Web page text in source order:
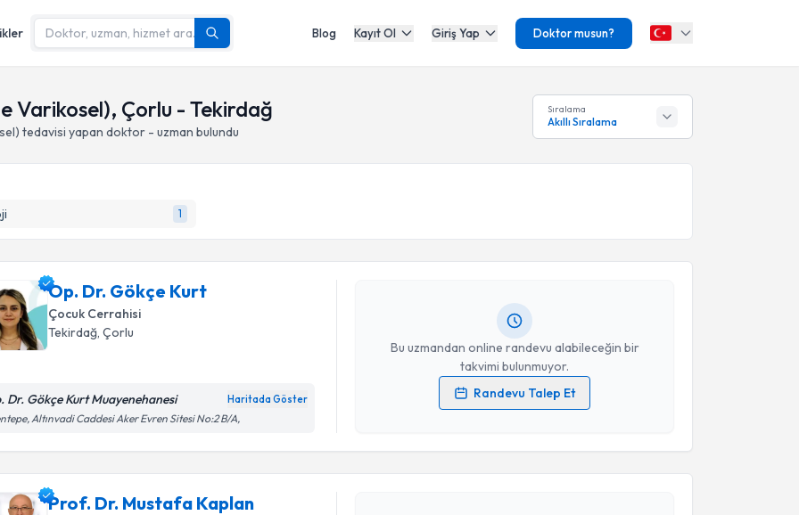
Blog Kayıt Ol Giriş Yap Doktor musun?
Varikosel), Çorlu - Tekirdağ
tedavisi yapan doktor - uzman bulundu
Sıralama
Akıllı Sıralama
1
Op. Dr. Gökçe Kurt
Çocuk Cerrahisi
Tekirdağ, Çorlu
Dr. Gökçe Kurt Muayenehanesi Haritada Göster
Altınvadi Caddesi Aker Evren Sitesi No:2 B/A,
Bu uzmandan online randevu alabileceğin bir
takvimi bulunmuyor.
Randevu Talep Et
Kişisel verilerimin işlenmesine ilişkinAydınlatma Metni
işlenmesini kabul ediyorum.
Prof. Dr. Mustafa Kaplan
Randevu Takvimi Talebi
Prof. Dr. Mustafa Kaplan